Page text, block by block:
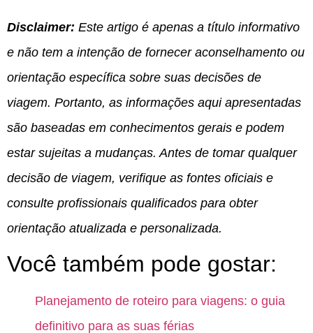
Disclaimer: Este artigo é apenas a título informativo
e não tem a intenção de fornecer aconselhamento ou
orientação específica sobre suas decisões de
viagem. Portanto, as informações aqui apresentadas
são baseadas em conhecimentos gerais e podem
estar sujeitas a mudanças. Antes de tomar qualquer
decisão de viagem, verifique as fontes oficiais e
consulte profissionais qualificados para obter
orientação atualizada e personalizada.
Você também pode gostar:
Planejamento de roteiro para viagens: o guia
definitivo para as suas férias